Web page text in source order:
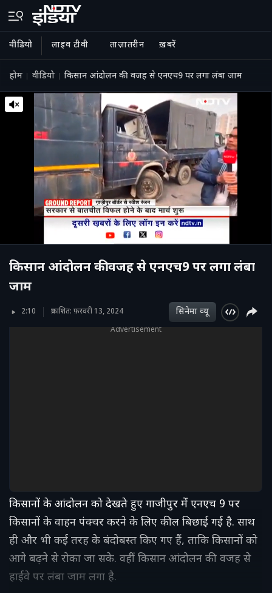
वीडियो लाइव टीवी ताज़ातरीन ख़बरें
होम वीडियो किसान आंदोलन की वजह से एनएच9 पर लगा लंबा जाम
किसान आंदोलन की वजह से एनएच9 पर लगा लंबा
जाम
2:10 प्रकाशित: फ़रवरी 13, 2024 सिनेमा व्‍यू
Advertisement
किसानों के आंदोलन को देखते हुए गाजीपुर में एनएच 9 पर
किसानों के वाहन पंक्चर करने के लिए कील बिछाई गई है. साथ
ही और भी कई तरह के बंदोबस्त किए गए हैं, ताकि किसानों को
आगे बढ़ने से रोका जा सके. वहीं किसान आंदोलन की वजह से
हाईवे पर लंबा जाम लगा है.